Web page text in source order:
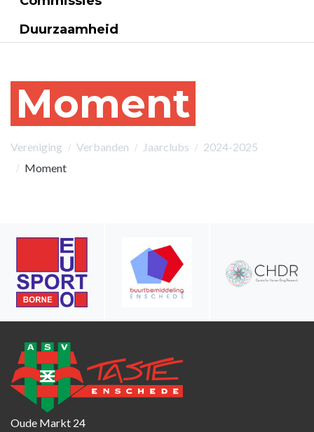
Duurzaamheid
Moment
Vereniging Verbanden Jaarclubs
2024-2025
Moment
Oude Markt 24